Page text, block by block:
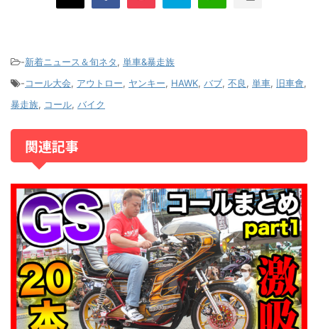
-新着ニュース＆旬ネタ, 単車&暴走族
-コール大会, アウトロー, ヤンキー, HAWK, バブ, 不良, 単車, 旧車會,
暴走族, コール, バイク
関連記事